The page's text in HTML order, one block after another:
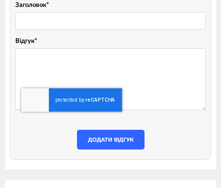
Заголовок*
Відгук*
ДОДАТИ ВІДГУК